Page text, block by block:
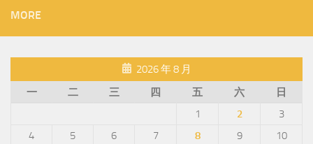
MORE
2026 年 8 月
一
二 三 四 五 六
日
1
2
3
4
5 6 7 8 9
10